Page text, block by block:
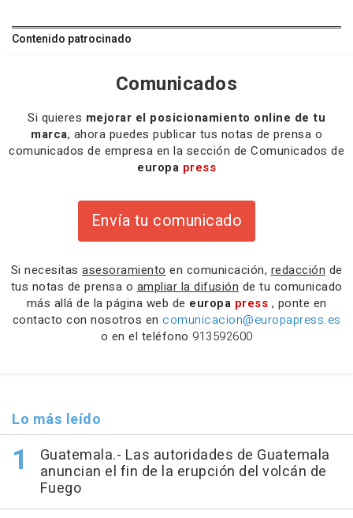
Contenido patrocinado
Comunicados
Si quieres mejorar el posicionamiento online de tu
marca, ahora puedes publicar tus notas de prensa o
comunicados de empresa en la sección de Comunicados de
europa press
Envía tu comunicado
Si necesitas asesoramiento en comunicación, redacción de
tus notas de prensa o ampliar la difusión de tu comunicado
más allá de la página web de europa press , ponte en
contacto con nosotros en comunicacion@europapress.es
o en el teléfono 913592600
Lo más leído
Guatemala.- Las autoridades de Guatemala
anuncian el fin de la erupción del volcán de
Fuego